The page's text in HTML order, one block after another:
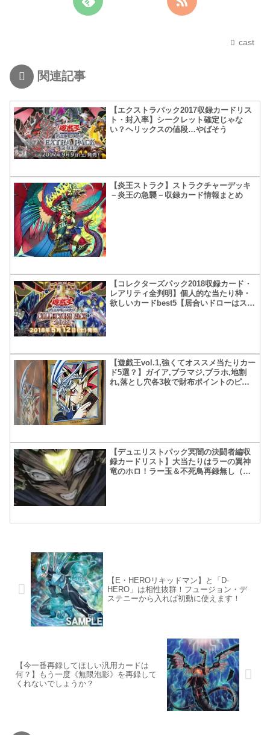
cast
関連記事
【エクストラパック2017収録カードリス
ト・封入率】シークレット確定じゃな
い？ヘリックスの値段…やばそう
【炎王ストラク】ストラクチャーデッキ
－炎王の急襲－収録カード情報まとめ
【コレクターズパック2018収録カード・
レアリティ全判明】個人的な当たり枠・
欲しいカードbest5【居合いドローはスー
【遊戯王vol.1,強くてオススメ当たりカー
ド5選？】ガイア,ブラマジ,ブラホ,地割
れ,落とし穴各3枚で財布ポイントのピン
【デュエリストパック冥闇の決闘者編収
録カードリスト】大当たりはラーの翼神
竜のホロ！ラー玉＆不死鳥再録無し（残
【E・HEROリキッドマン】と「D-
HERO」は相性抜群！フュージョン・デ
ステニーから入れば初動に使えます！
【今一番再録してほしい汎用カードは
何？】もう一度《無限泡影》を再録して
くれないでしょうか？